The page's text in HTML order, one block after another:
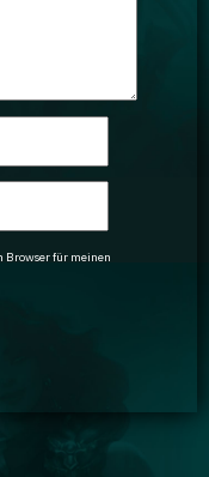
Browser für meinen